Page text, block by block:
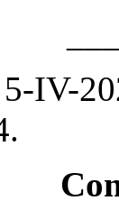
5-IV-